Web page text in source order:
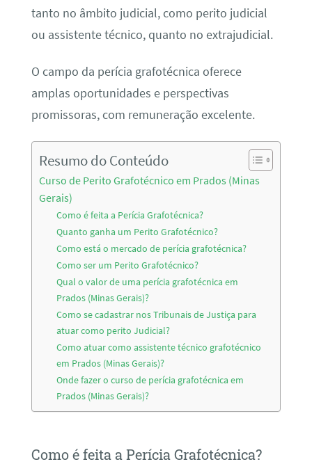
tanto no âmbito judicial, como perito judicial
ou assistente técnico, quanto no extrajudicial.
O campo da perícia grafotécnica oferece
amplas oportunidades e perspectivas
promissoras, com remuneração excelente.
Resumo do Conteúdo
Curso de Perito Grafotécnico em Prados (Minas
Gerais)
Como é feita a Perícia Grafotécnica?
Quanto ganha um Perito Grafotécnico?
Como está o mercado de perícia grafotécnica?
Como ser um Perito Grafotécnico?
Qual o valor de uma perícia grafotécnica em
Prados (Minas Gerais)?
Como se cadastrar nos Tribunais de Justiça para
atuar como perito Judicial?
Como atuar como assistente técnico grafotécnico
em Prados (Minas Gerais)?
Onde fazer o curso de perícia grafotécnica em
Prados (Minas Gerais)?
Como é feita a Perícia Grafotécnica?